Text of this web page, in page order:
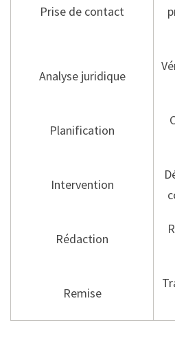
Prise de contact
Analyse juridique
Planification
Intervention
Rédaction
Remise